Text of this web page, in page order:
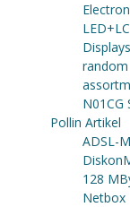
Displays
random
N01CG
Pollin Artikel
ADSL-
128
Netbox